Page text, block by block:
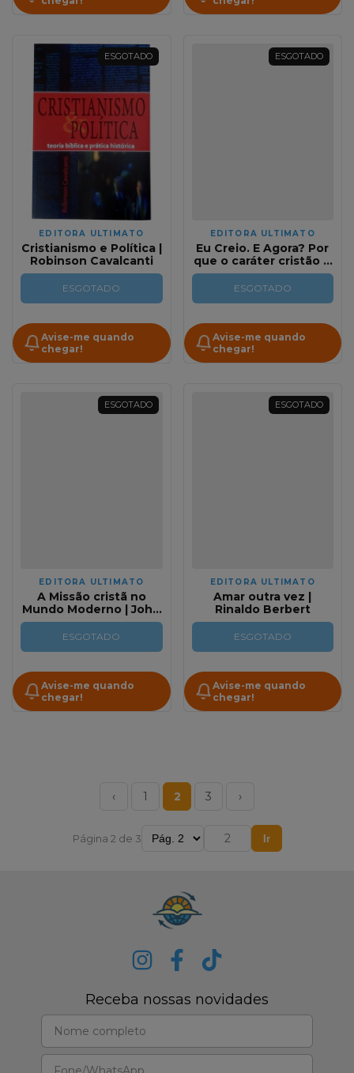
ESGOTADO
EDITORA ULTIMATO
Cristianismo e Política |
Robinson Cavalcanti
ESGOTADO
Avise-me quando
chegar!
ESGOTADO
EDITORA ULTIMATO
Eu Creio. E Agora? Por
que o caráter cristão é
importante | N. T.
Wright
ESGOTADO
Avise-me quando
chegar!
ESGOTADO
EDITORA ULTIMATO
A Missão cristã no
Mundo Moderno | John
Stott
ESGOTADO
Avise-me quando
chegar!
ESGOTADO
EDITORA ULTIMATO
Amar outra vez |
Rinaldo Berbert
ESGOTADO
Avise-me quando
chegar!
‹ 1 2 3 ›
Página 2 de 3 Ir
Receba nossas novidades